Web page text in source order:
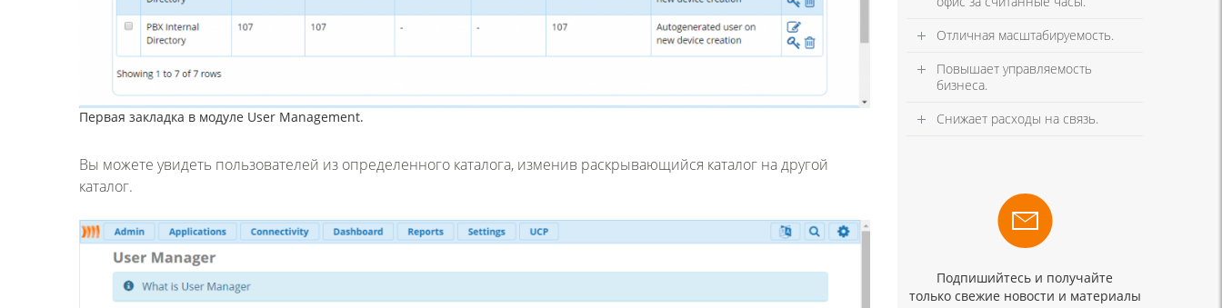
Первая закладка в модуле User Management.
Вы можете увидеть пользователей из определенного каталога, изменив раскрывающийся каталог на другой
каталог.
Отличная масштабируемость.
Повышает управляемость
бизнеса.
Снижает расходы на связь.
Подпишийтесь и получайте
только свежие новости и материалы